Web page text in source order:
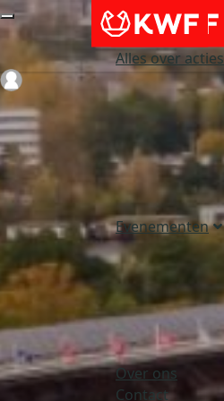
Alles over acties
Evenementen
Over ons
Contact
Login